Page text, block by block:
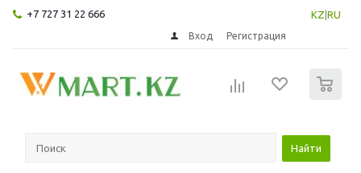
+7 727 31 22 666 KZ RU
Вход Регистрация
Найти